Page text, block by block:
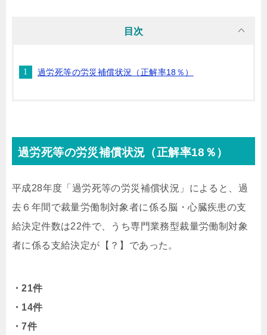
目次
過労死等の労災補償状況（正解率18％）
過労死等の労災補償状況（正解率18％）
平成28年度「過労死等の労災補償状況」によると、過
去６年間で裁量労働制対象者に係る脳・心臓疾患の支
給決定件数は22件で、うち専門業務型裁量労働制対象
者に係る支給決定が【？】であった。
・21件
・14件
・7件